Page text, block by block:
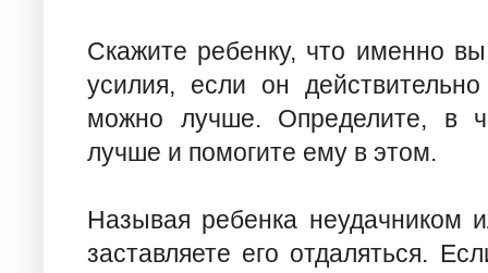
Скажите ребенку, что именно
усилия, если он
можно лучше. Определите, в
лучше и помогите ему в этом.
Называя ребенка неудачником
заставляете его отдаляться.